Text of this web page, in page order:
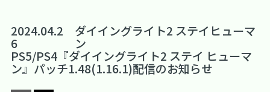
2024.04.2
6
ダイイングライト2 ステイヒューマ
ン
PS5/PS4『ダイイングライト2 ステイ ヒューマ
ン』パッチ1.48(1.16.1)配信のお知らせ